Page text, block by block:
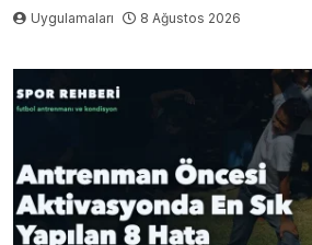
Uygulamaları 8 Ağustos 2026